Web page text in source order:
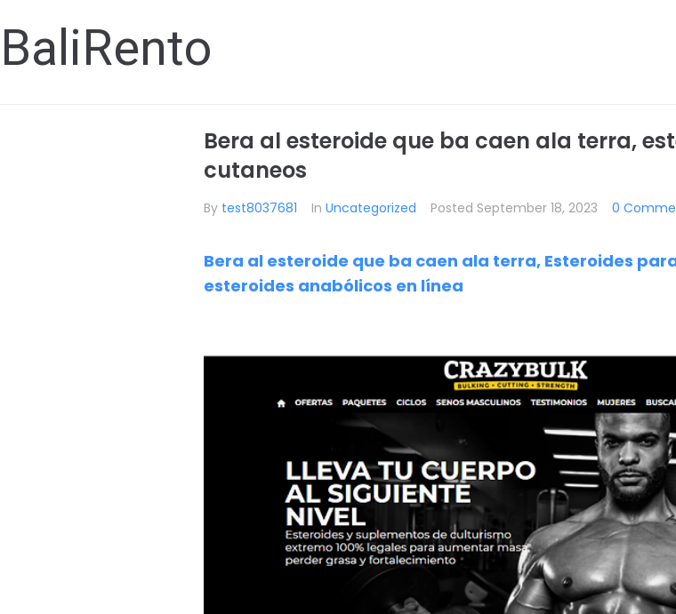
BaliRento
Bera al esteroide que ba caen ala terra,
cutaneos
By test8037681 In Uncategorized Posted September 18, 2023 0
Bera al esteroide que ba caen ala terra, Esteroides
esteroides anabólicos en línea